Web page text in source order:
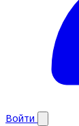
Войти